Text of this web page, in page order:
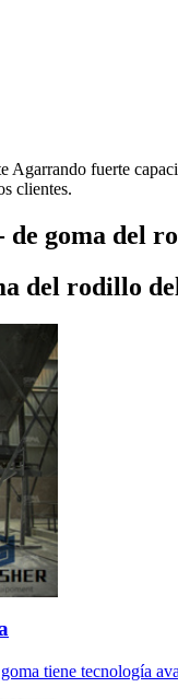
fuerte
clientes.
de goma del
del rodillo
tiene tecnología